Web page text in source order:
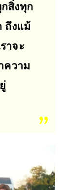
สิ่งทุก
ถึงแม้
าจะ
ความ